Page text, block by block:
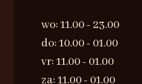
wo: 11.00 - 23.00
do: 10.00 - 01.00
vr: 11.00 - 01.00
za: 11.00 - 01.00